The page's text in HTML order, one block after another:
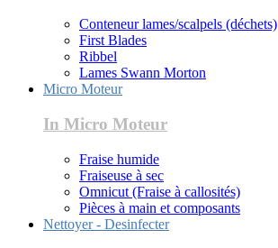
Conteneur lames/scalpels (déchets)
First Blades
Ribbel
Lames Swann Morton
Micro Moteur
In Micro Moteur
Fraise humide
Fraiseuse à sec
Omnicut (Fraise à callosités)
Pièces à main et composants
Nettoyer - Desinfecter